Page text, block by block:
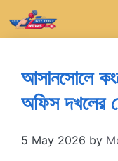
আসানসোলে
অফিস দখলের
5 May 2026 by